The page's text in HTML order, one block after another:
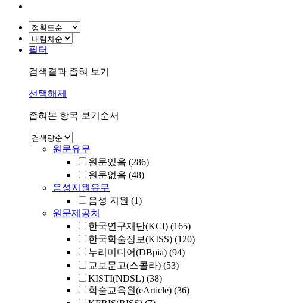
필터
검색결과 좁혀 보기
선택해제
좁혀본 항목 보기순서
원문유무
원문있음 (286)
원문없음 (48)
음성지원유무
음성 지원 (1)
원문제공처
한국연구재단(KCI) (165)
한국학술정보(KISS) (120)
누리미디어(DBpia) (94)
교보문고(스콜라) (53)
KISTI(NDSL) (38)
학술교육원(eArticle) (36)